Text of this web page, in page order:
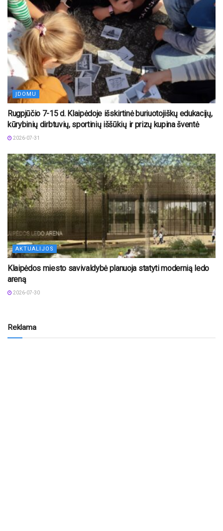
ĮDOMU
Rugpjūčio 7-15 d. Klaipėdoje išskirtinė buriuotojiškų edukacijų,
kūrybinių dirbtuvių, sportinių iššūkių ir prizų kupina šventė
2026-07-31
AKTUALIJOS
Klaipėdos miesto savivaldybė planuoja statyti modernią ledo
areną
2026-07-30
Reklama